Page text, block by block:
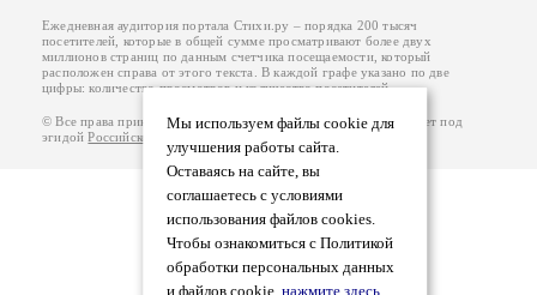
Мы используем файлы cookie для
улучшения работы сайта.
Оставаясь на сайте, вы
соглашаетесь с условиями
использования файлов cookies.
Чтобы ознакомиться с Политикой
обработки персональных данных
и файлов cookie, нажмите здесь.
Ежедневная аудитория портала Стихи.ру – порядка 200 тысяч
посетителей, которые в общей сумме просматривают более двух
миллионов страниц по данным счетчика посещаемости, который
расположен справа от этого текста. В каждой графе указано по две
цифры: количество просмотров и количество посетителей.
© Все права принадлежат авторам, 2000-2026. Портал работает под
эгидойРоссийского союза писателей